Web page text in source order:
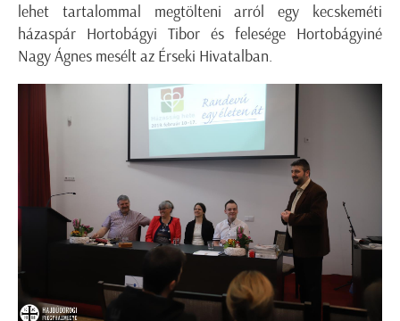
lehet tartalommal megtölteni arról egy kecskeméti
házaspár Hortobágyi Tibor és felesége Hortobágyiné
Nagy Ágnes mesélt az Érseki Hivatalban.